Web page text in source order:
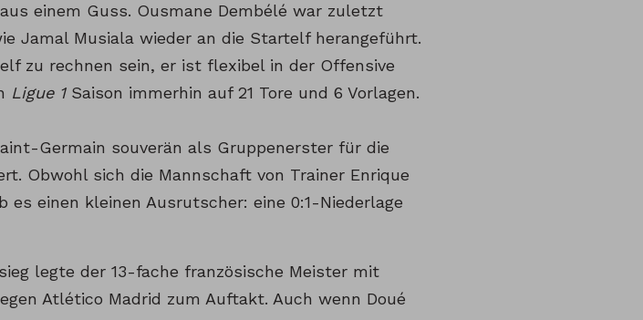
einem Guss. Ousmane Dembélé war zuletzt
Jamal Musiala wieder an die Startelf herangeführt.
zu rechnen sein, er ist flexibel in der Offensive
Ligue 1Saison immerhin auf 21 Tore und 6 Vorlagen.
Germain souverän als Gruppenerster für die
Obwohl sich die Mannschaft von Trainer Enrique
einen kleinen Ausrutscher: eine 0:1-Niederlage
legte der 13-fache französische Meister mit
Atlético Madrid zum Auftakt. Auch wenn Doué